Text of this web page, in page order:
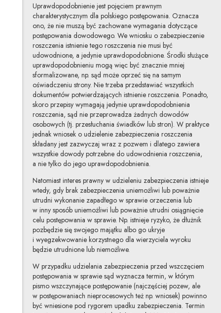
Uprawdopodobnienie jest pojęciem prawnym
charakterystycznym dla polskiego postępowania. Oznacza
ono, że nie muszą być zachowane wymagania dotyczące
postępowania dowodowego. We wniosku o zabezpieczenie
roszczenia istnienie tego roszczenia nie musi być
udowodnione, a jedynie uprawdopodobnione. Środki służące
uprawdopodobnieniu mogą więc być znacznie mniej
sformalizowane, np. sąd może oprzeć się na samym
oświadczeniu strony. Nie trzeba przedstawiać wszystkich
dokumentów potwierdzających istnienie roszczenia. Ponadto,
skoro przepisy wymagają jedynie uprawdopodobnienia
roszczenia, sąd nie przeprowadza żadnych dowodów
osobowych (tj. przesłuchania świadków lub stron). W praktyce
jednak wniosek o udzielenie zabezpieczenia roszczenia
składany jest zazwyczaj wraz z pozwem i dlatego zawiera
wszystkie dowody potrzebne do udowodnienia roszczenia,
a nie tylko do jego uprawdopodobnienia.
Natomiast interes prawny w udzieleniu zabezpieczenia istnieje
wtedy, gdy brak zabezpieczenia uniemożliwi lub poważnie
utrudni wykonanie zapadłego w sprawie orzeczenia lub
w inny sposób uniemożliwi lub poważnie utrudni osiągnięcie
celu postępowania w sprawie. Np. istnieje ryzyko, że dłużnik
pozbędzie się swojego majątku albo go ukryje
i wyegzekwowanie korzystnego dla wierzyciela wyroku
będzie utrudnione lub niemożliwe.
W przypadku udzielania zabezpieczenia przed wszczęciem
postępowania w sprawie sąd wyznacza termin, w którym
pismo wszczynające postępowanie (najczęściej pozew, ale
w postępowaniach nieprocesowych też np. wniosek) powinno
być wniesione pod rygorem upadku zabezpieczenia. Termin